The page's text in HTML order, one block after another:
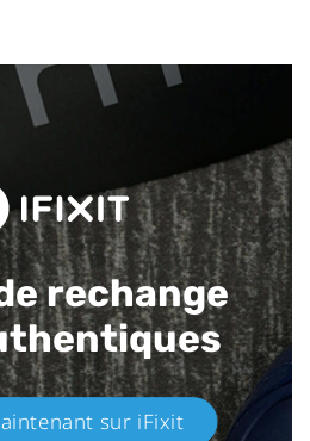
rechange
sur iFixit​